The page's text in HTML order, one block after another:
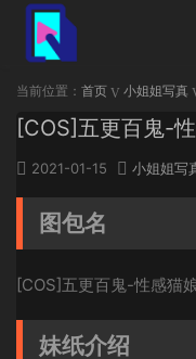
当前位置： 首页 小姐姐写真
[COS]五更百鬼-
2021-01-15 小姐姐写
图包名
[COS]五更百鬼-性感猫
妹纸介绍